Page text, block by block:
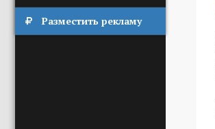
Разместить рекламу